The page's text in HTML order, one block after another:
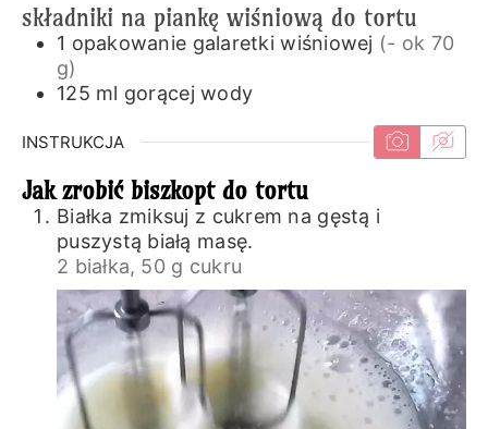
składniki na piankę wiśniową do tortu
1 opakowanie galaretki wiśniowej (- ok 70
g)
125 ml gorącej wody
INSTRUKCJA
Jak zrobić biszkopt do tortu
Białka zmiksuj z cukrem na gęstą i
puszystą białą masę.
2 białka, 50 g cukru